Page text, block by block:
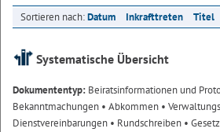
Sortieren nach:Datum Inkrafttreten Titel
Systematische Übersicht
Dokumententyp: Beiratsinformationen und
Bekanntmachungen • Abkommen •
Dienstvereinbarungen • Rundschreiben •